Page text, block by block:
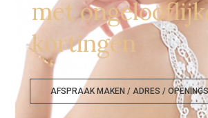
met
kortingen
AFSPRAAK MAKEN / ADRES /